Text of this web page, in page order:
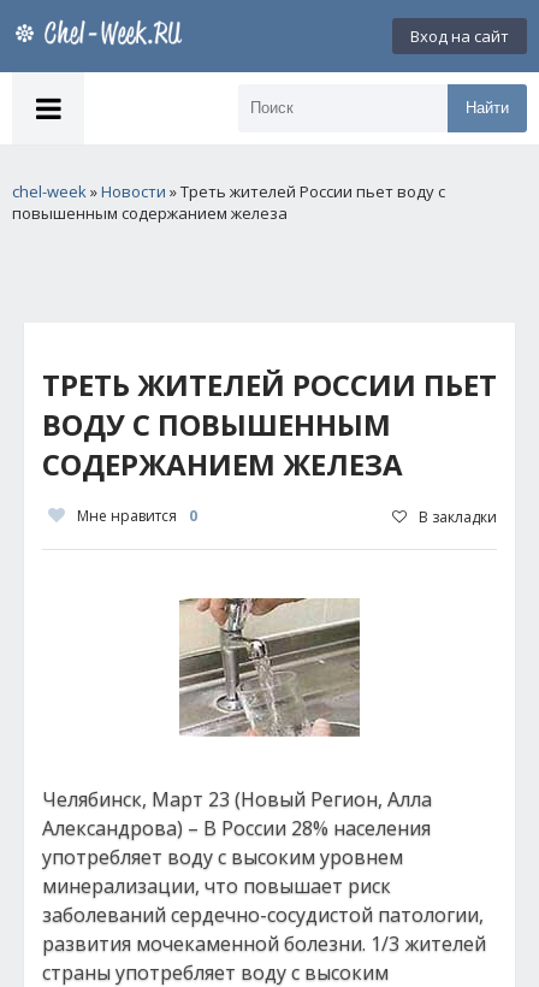
Вход на сайт
Найти
chel-week»Новости » Треть жителей России пьет воду с
повышенным содержанием железа
ТРЕТЬ ЖИТЕЛЕЙ РОССИИ ПЬЕТ
ВОДУ С ПОВЫШЕННЫМ
СОДЕРЖАНИЕМ ЖЕЛЕЗА
Мне нравится 0 В закладки
Челябинск, Март 23 (Новый Регион, Алла
Александрова) – В России 28% населения
употребляет воду с высоким уровнем
минерализации, что повышает риск
заболеваний сердечно-сосудистой патологии,
развития мочекаменной болезни. 1/3 жителей
страны употребляет воду с высоким